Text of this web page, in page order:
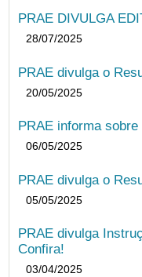
PRAE DIVULGA
28/07/2025
PRAE divulga o
20/05/2025
PRAE informa
06/05/2025
PRAE divulga o
05/05/2025
PRAE divulga
Confira!
03/04/2025